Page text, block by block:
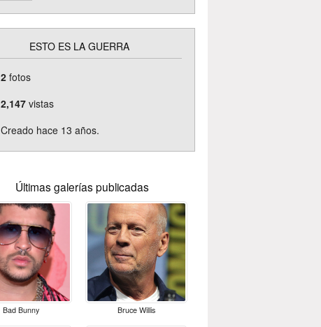
ESTO ES LA GUERRA
2 fotos
2,147 vistas
Creado hace 13 años.
Últimas galerías publicadas
Bad Bunny Bruce Willis